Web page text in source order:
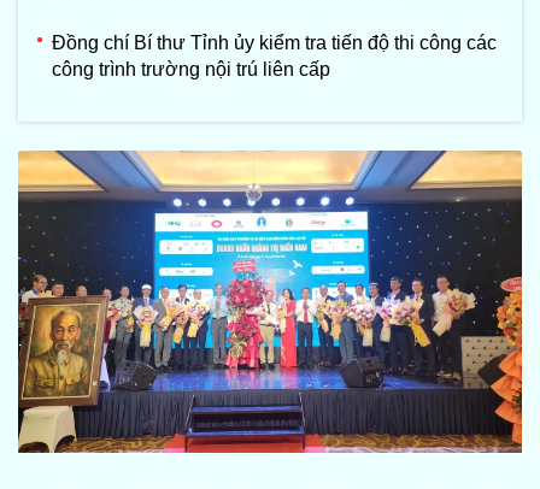
Đồng chí Bí thư Tỉnh ủy kiểm tra tiến độ thi công các
công trình trường nội trú liên cấp